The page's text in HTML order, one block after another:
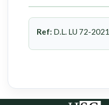
Ref: D.L. LU 72-2021